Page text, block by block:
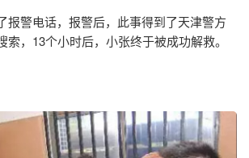
报警电话，报警后，此事得到了天津警方
索，13个小时后，小张终于被成功解救。